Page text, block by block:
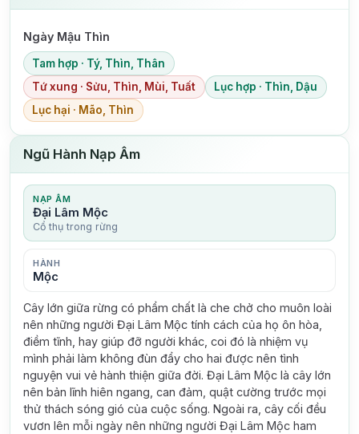
Ngày Mậu Thìn
Tam hợp · Tý, Thìn, Thân
Tứ xung · Sửu, Thìn, Mùi, Tuất
Lục hợp · Thìn, Dậu
Lục hại · Mão, Thìn
Ngũ Hành Nạp Âm
NẠP ÂM
Đại Lâm Mộc
Cổ thụ trong rừng
HÀNH
Mộc
Cây lớn giữa rừng có phẩm chất là che chở cho muôn loài
nên những người Đại Lâm Mộc tính cách của họ ôn hòa,
điềm tĩnh, hay giúp đỡ người khác, coi đó là nhiệm vụ
mình phải làm không đùn đẩy cho hai được nên tình
nguyện vui vẻ hành thiện giữa đời. Đại Lâm Mộc là cây lớn
nên bản lĩnh hiên ngang, can đảm, quật cường trước mọi
thử thách sóng gió của cuộc sống. Ngoài ra, cây cối đều
vươn lên mỗi ngày nên những người Đại Lâm Mộc ham